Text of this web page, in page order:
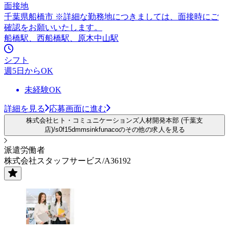
面接地
千葉県船橋市 ※詳細な勤務地につきましては、面接時にご
確認をお願いいたします。
船橋駅、西船橋駅、原木中山駅
シフト
週5日からOK
未経験OK
詳細を見る 応募画面に進む
株式会社ヒト・コミュニケーションズ人材開発本部 (千葉支
店)/s0f15dmmsinkfunacoのその他の求人を見る
派遣労働者
株式会社スタッフサービス/A36192